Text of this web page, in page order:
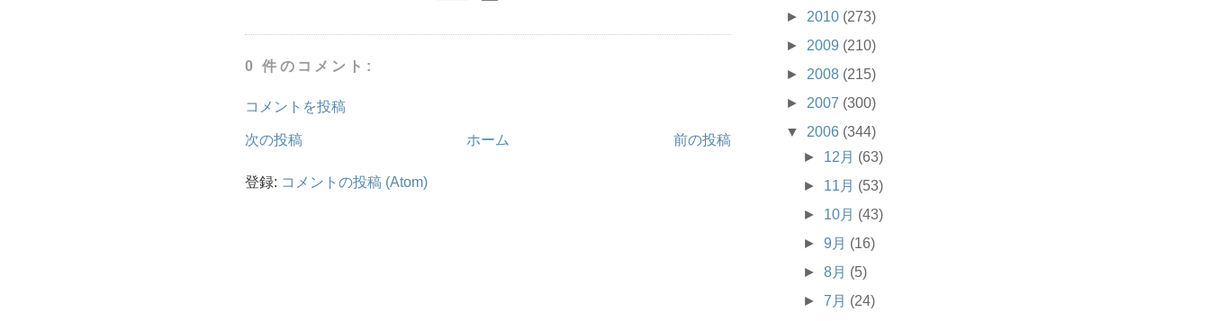
0 件のコメント:
コメントを投稿
次の投稿 前の投稿
ホーム
登録: コメントの投稿 (Atom)
► 2010 (273)
► 2009 (210)
► 2008 (215)
► 2007 (300)
▼ 2006 (344)
► 12月 (63)
► 11月 (53)
► 10月 (43)
►9月 (16)
►8月 (5)
►7月 (24)